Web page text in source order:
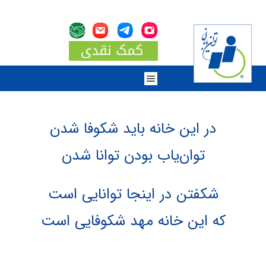
در این خانه باید شکوفا شدن
توان‌یاب بودن توانا شدن
شکفتن در اینجا توانایی است
که این خانه مهد شکوفایی است